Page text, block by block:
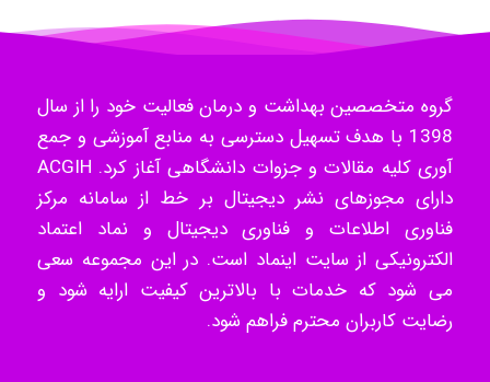
k.aryan
ilhan200
Radman Amini
گروه متخصصین بهداشت و درمان فعالیت خود را از سال
1398 با هدف تسهیل دسترسی به منابع آموزشی و جمع
آوری کلیه مقالات و جزوات دانشگاهی آغاز کرد. ACGIH
دارای مجوزهای نشر دیجیتال بر خط از سامانه مرکز
فناوری اطلاعات و فناوری دیجیتال و نماد اعتماد
الکترونیکی از سایت اینماد است. در این مجموعه سعی
می شود که خدمات با بالاترین کیفیت ارایه شود و
رضایت کاربران محترم فراهم شود.